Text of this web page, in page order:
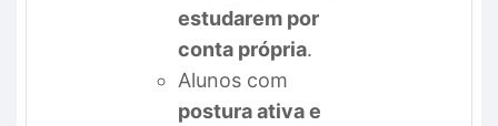
estudarem por
conta própria.
Alunos com
postura ativa e